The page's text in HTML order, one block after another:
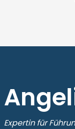
Expertin für